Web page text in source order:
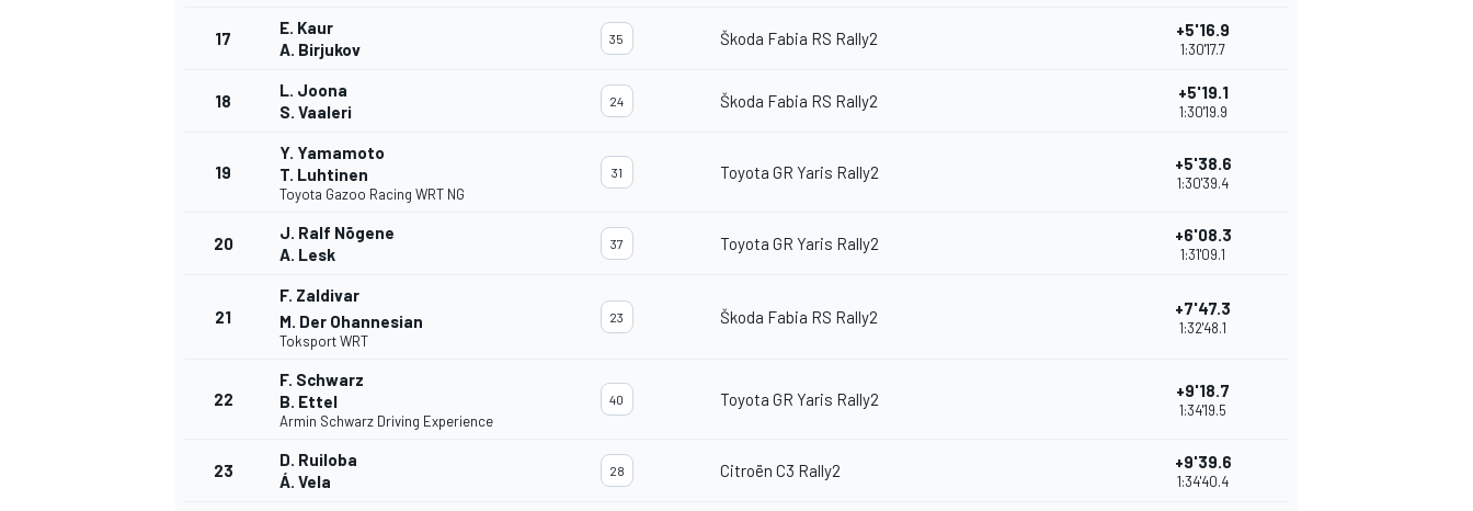
17
E. Kaur
A. Birjukov
35 Škoda Fabia RS Rally2 +5'16.9
1:30'17.7
18
L. Joona
S. Vaaleri
24 Škoda Fabia RS Rally2 +5'19.1
1:30'19.9
19
Y. Yamamoto
T. Luhtinen
Toyota Gazoo Racing WRT NG
31 Toyota GR Yaris Rally2 +5'38.6
1:30'39.4
20
J. Ralf Nõgene
A. Lesk
37 Toyota GR Yaris Rally2 +6'08.3
1:31'09.1
21
F. Zaldivar
M. Der Ohannesian
Toksport WRT
23 Škoda Fabia RS Rally2 +7'47.3
1:32'48.1
22
F. Schwarz
B. Ettel
Armin Schwarz Driving Experience
40 Toyota GR Yaris Rally2 +9'18.7
1:34'19.5
23
D. Ruiloba
Á. Vela
28 Citroën C3 Rally2 +9'39.6
1:34'40.4